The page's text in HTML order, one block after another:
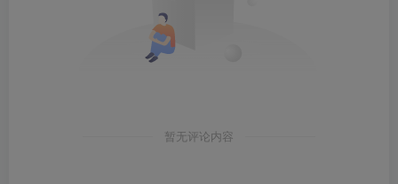
暂无评论内容